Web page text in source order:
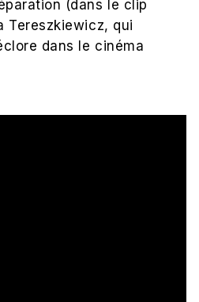
(dans le clip
Tereszkiewicz, qui
dans le cinéma